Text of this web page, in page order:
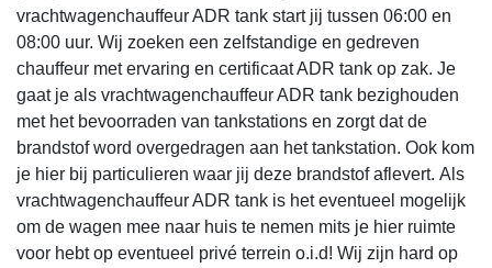
vrachtwagenchauffeur ADR tank start jij tussen 06:00 en
08:00 uur. Wij zoeken een zelfstandige en gedreven
chauffeur met ervaring en certificaat ADR tank op zak. Je
gaat je als vrachtwagenchauffeur ADR tank bezighouden
met het bevoorraden van tankstations en zorgt dat de
brandstof word overgedragen aan het tankstation. Ook kom
je hier bij particulieren waar jij deze brandstof aflevert. Als
vrachtwagenchauffeur ADR tank is het eventueel mogelijk
om de wagen mee naar huis te nemen mits je hier ruimte
voor hebt op eventueel privé terrein o.i.d! Wij zijn hard op